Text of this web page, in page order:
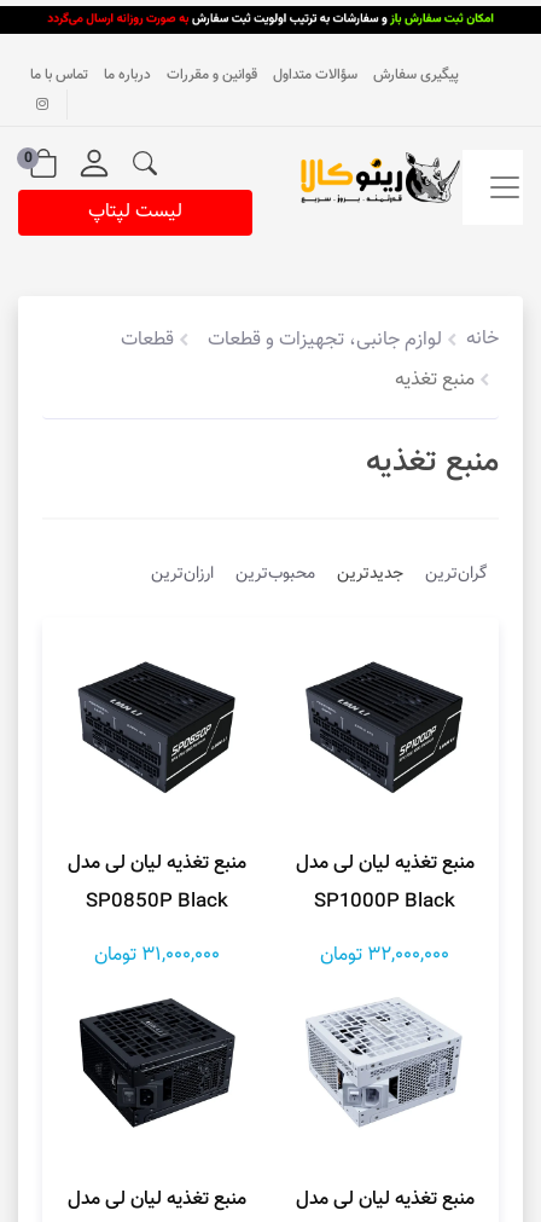
پیگیری سفارش سؤالات متداول قوانین و مقررات درباره ما تماس با ما
0
لیست لپتاپ
خانه لوازم جانبی، تجهیزات و قطعات
قطعات
منبع تغذیه
منبع تغذیه
گران‌ترین جدیدترین محبوب‌ترین ارزان‌ترین
منبع تغذیه لیان لی مدل
SP1000P Black
32,000,000 تومان
منبع تغذیه لیان لی مدل
SP0850P Black
31,000,000 تومان
منبع تغذیه لیان لی مدل
منبع تغذیه لیان لی مدل